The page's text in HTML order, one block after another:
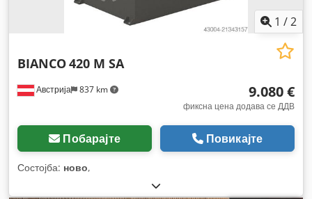
1 /2
Австрија 837 km
BIANCO420 M SA
9.080 €
фиксна цена додава се ДДВ
Побарајте Повикајте
Состојба: ново,